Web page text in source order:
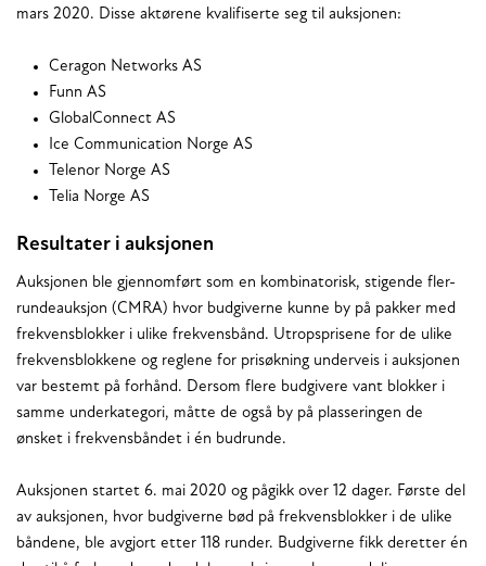
mars 2020. Disse aktørene kvalifiserte seg til auksjonen:
Ceragon Networks AS
Funn AS
GlobalConnect AS
Ice Communication Norge AS
Telenor Norge AS
Telia Norge AS
Resultater i auksjonen
Auksjonen ble gjennomført som en kombinatorisk, stigende fler-
rundeauksjon (CMRA) hvor budgiverne kunne by på pakker med
frekvensblokker i ulike frekvensbånd. Utropsprisene for de ulike
frekvensblokkene og reglene for prisøkning underveis i auksjonen
var bestemt på forhånd. Dersom flere budgivere vant blokker i
samme underkategori, måtte de også by på plasseringen de
ønsket i frekvensbåndet i én budrunde.
Auksjonen startet 6. mai 2020 og pågikk over 12 dager. Første del
av auksjonen, hvor budgiverne bød på frekvensblokker i de ulike
båndene, ble avgjort etter 118 runder. Budgiverne fikk deretter én